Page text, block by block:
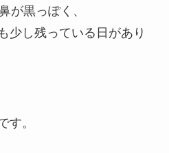
が黒っぽく、
少し残っている日があり
す。